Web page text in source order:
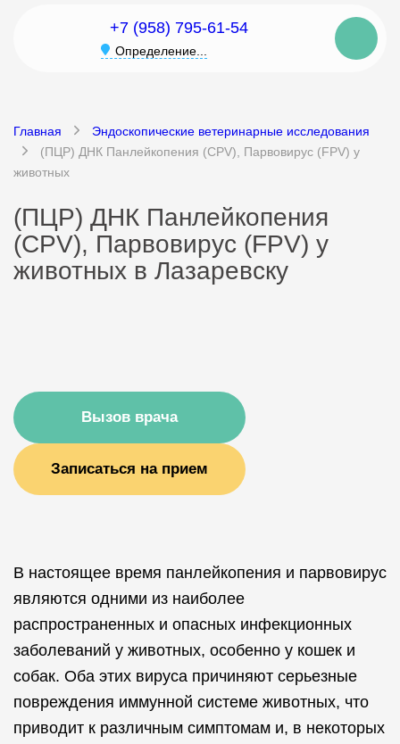
+7 (958) 795-61-54
Определение...
Главная
Эндоскопические ветеринарные исследования
(ПЦР) ДНК Панлейкопения (CPV), Парвовирус (FPV) у
животных
(ПЦР) ДНК Панлейкопения
(CPV), Парвовирус (FPV) у
животных в Лазаревску
Вызов врача
Записаться на прием
В настоящее время панлейкопения и парвовирус
являются одними из наиболее
распространенных и опасных инфекционных
заболеваний у животных, особенно у кошек и
собак. Оба этих вируса причиняют серьезные
повреждения иммунной системе животных, что
приводит к различным симптомам и, в некоторых